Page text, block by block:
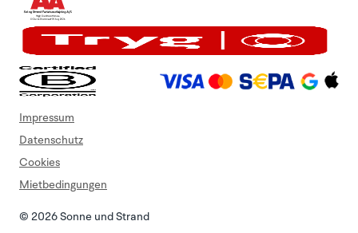
© 2026 Sonne und Strand
Impressum
Datenschutz
Cookies
Mietbedingungen